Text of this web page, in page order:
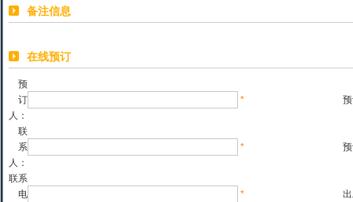
备注信息
在线预订
预
订
人：
*
联
系
人：
*
联系
电
*